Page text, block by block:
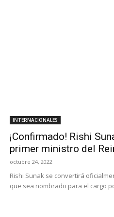
INTERNACIONALES
¡Confirmado! Rishi
primer ministro del
octubre 24, 2022
Rishi Sunak se convertirá
que sea nombrado para el cargo